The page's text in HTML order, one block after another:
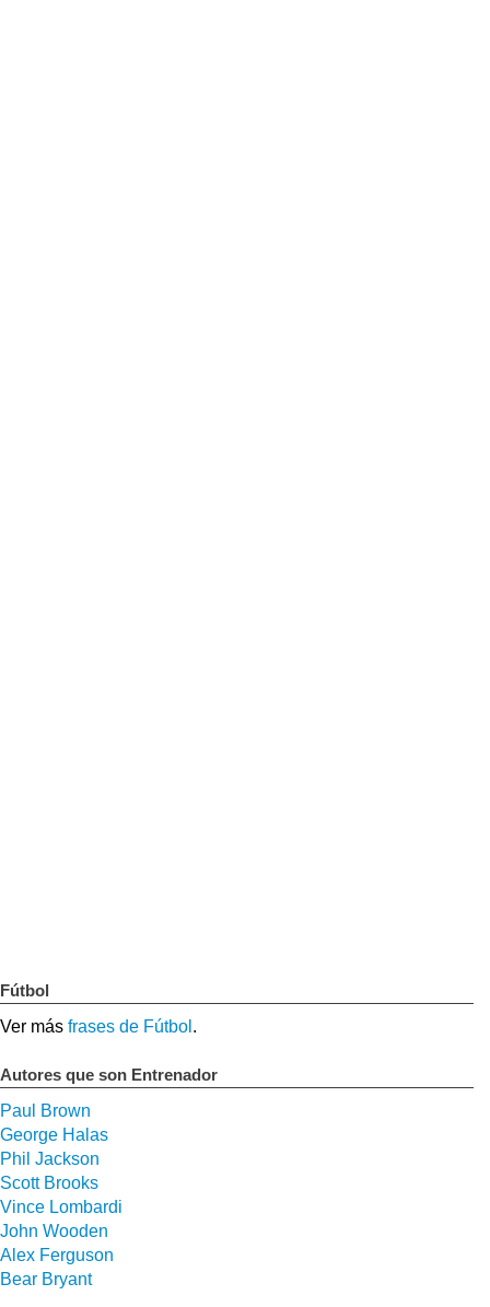
Fútbol
Ver más frases de Fútbol .
Autores que son Entrenador
Paul Brown
George Halas
Phil Jackson
Scott Brooks
Vince Lombardi
John Wooden
Alex Ferguson
Bear Bryant